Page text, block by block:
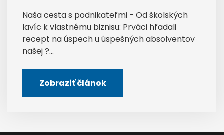
Naša cesta s podnikateľmi - Od školských
lavíc k vlastnému biznisu: Prváci hľadali
recept na úspech u úspešných absolventov
našej ?...
Zobraziť článok